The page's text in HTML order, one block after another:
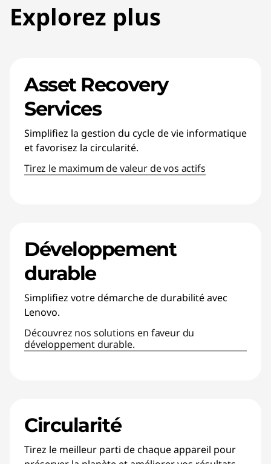
Explorez plus
Asset Recovery
Services
Simplifiez la gestion du cycle de vie informatique
et favorisez la circularité.
Tirez le maximum de valeur de vos actifs
Développement
durable
Simplifiez votre démarche de durabilité avec
Lenovo.
Découvrez nos solutions en faveur du
développement durable.
Circularité
Tirez le meilleur parti de chaque appareil pour